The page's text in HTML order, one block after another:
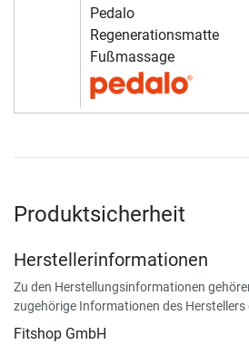
Pedalo
Regenerationsmatte
Fußmassage
Produktsicherheit
Herstellerinformationen
Zu den Herstellungsinformationen
zugehörige Informationen des Herstellers
Fitshop GmbH